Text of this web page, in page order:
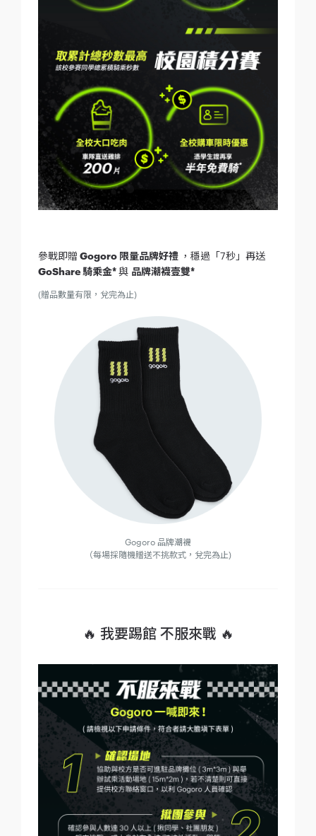
參戰即贈 Gogoro 限量品牌好禮 ，穩過「7秒」再送
GoShare 騎乘金*與 品牌潮襪壹雙*
(贈品數量有限，兌完為止)
Gogoro 品牌潮襪
（每場採隨機贈送不挑款式，兌完為止)
🔥 我要踢館 不服來戰 🔥